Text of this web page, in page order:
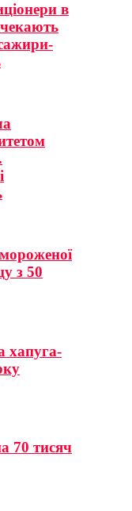
в
з 50
хапуга-
70 тисяч